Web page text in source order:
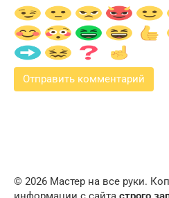
© 2026 Мастер на все руки.